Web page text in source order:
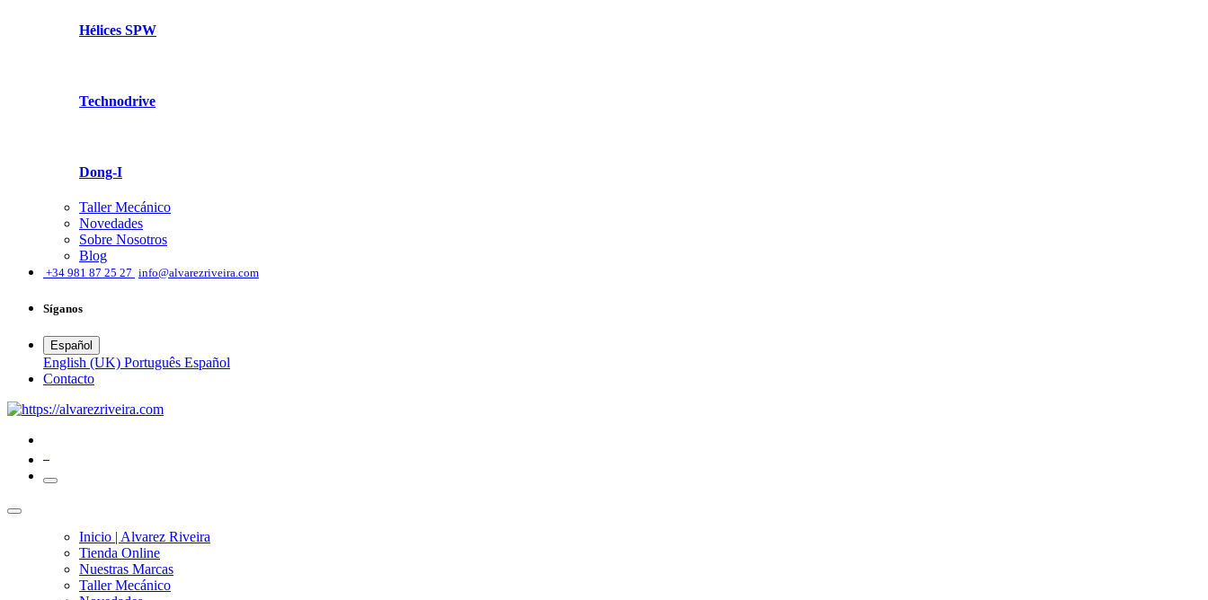
Hélices SPW
Technodrive
Dong-I
Taller Mecánico
Novedades
Sobre Nosotros
Blog
+34 981 87 25 27 info@alvarezriveira.com
Síganos
Español
English (UK) Português Español
​Contacto
Inicio | Alvarez Riveira
Tienda Online
Nuestras Marcas
Taller Mecánico